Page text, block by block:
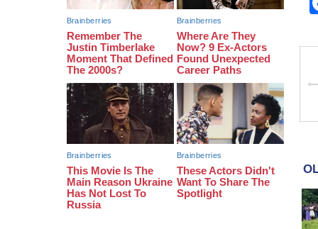
16:40
У Черкасах провели в останню
путь двох загиблих воїнів
16:07
До 1 вересня у Черкасах
оновлюють дорожню розмітку біля
навчальних закладів (ФОТОФАКТ)